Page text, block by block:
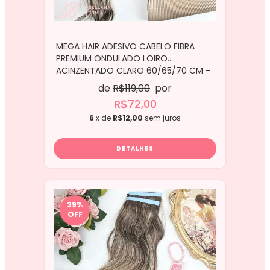
MEGA HAIR ADESIVO CABELO FIBRA
PREMIUM ONDULADO LOIRO
ACINZENTADO CLARO 60/65/70 CM -
deR$119,00 por
R$72,00
6 x de R$12,00 sem juros
DETALHES
39%
OFF